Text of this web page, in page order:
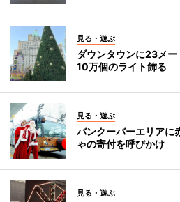
見る・遊ぶ
ダウンタウンに23メ
10万個のライト飾る
見る・遊ぶ
バンクーバーエリア
ゃの寄付を呼びかけ
見る・遊ぶ